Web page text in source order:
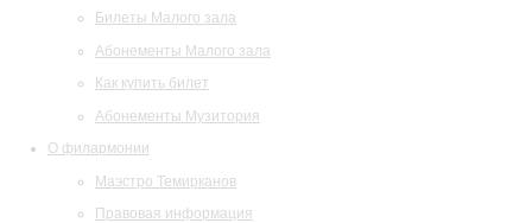
Билеты Малого зала
Абонементы Малого зала
Как купить билет
Абонементы Музитория
О филармонии
Маэстро Темирканов
Правовая информация